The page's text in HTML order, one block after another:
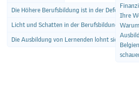
Die Höhere Berufsbildung ist in der Defensive
Licht und Schatten in der Berufsbildung
Die Ausbildung von Lernenden lohnt sich für
Ihre